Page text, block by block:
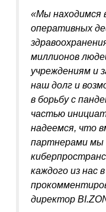
«Мы находимся
оперативных
миллионов
учреждениям и
наш долг и
в борьбу с
частью
надеемся, что
партнерами
каждого из нас
директор